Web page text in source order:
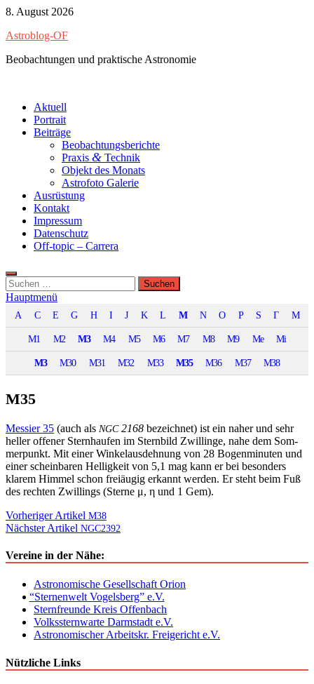
Zum
springen
8. August 2026
Astroblog-OF
Beobachtungen und praktische Astronomie
Aktuell
Portrait
Beiträge
Beobachtungsberichte
Praxis & Technik
Objekt des Monats
Astrofoto Galerie
Ausrüstung
Kontakt
Impressum
Datenschutz
Off-topic – Carrera
Suchen
nach:
Hauptmenü
A C E G H I J K L M N O P S Γ Μ
M1 M2 M3 M4 M5 M6 M7 M8 M9 Me Mi
M3 M30 M31 M32 M33 M35 M36 M37 M38
M35
Messier 35 (auch als NGC2168 beze­ich­net) ist ein naher und sehr
heller offen­er Stern­haufen im Stern­bild Zwill­inge, nahe dem Som­
mer­punkt. Mit ein­er Winke­laus­dehnung von 28 Bogen­minuten und
ein­er schein­baren Hel­ligkeit von 5,1 mag kann er bei beson­ders
klarem Him­mel schon freiäugig erkan­nt wer­den. Er ste­ht beim Fuß
des recht­en Zwill­ings (Sterne μ, η und 1 Gem).
Beitragsnavigation
Vorheriger Artikel M38
Nächster Artikel NGC2392
Vereine in der Nähe:
Astronomische Gesellschaft Orion
“Sternenwelt Vogelsberg” e.V.
Sternfreunde Kreis Offenbach
Volkssternwarte Darmstadt e.V.
Astronomischer Arbeitskr. Freigericht e.V.
Nützliche Links